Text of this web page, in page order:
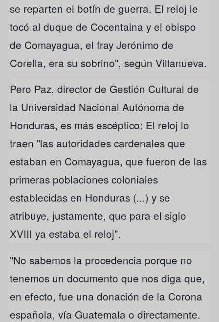
se reparten el botín de guerra. El reloj le
tocó al duque de Cocentaina y el obispo
de Comayagua, el fray Jerónimo de
Corella, era su sobrino", según Villanueva.
Pero Paz, director de Gestión Cultural de
la Universidad Nacional Autónoma de
Honduras, es más escéptico: El reloj lo
traen "las autoridades cardenales que
estaban en Comayagua, que fueron de las
primeras poblaciones coloniales
establecidas en Honduras (...) y se
atribuye, justamente, que para el siglo
XVIII ya estaba el reloj".
"No sabemos la procedencia porque no
tenemos un documento que nos diga que,
en efecto, fue una donación de la Corona
española, vía Guatemala o directamente.